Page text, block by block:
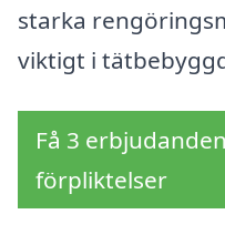
starka
viktigt i
Få 3
förpliktelser